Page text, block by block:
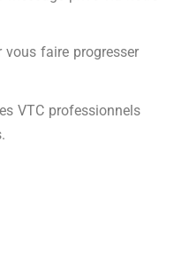
vous faire progresser
VTC professionnels